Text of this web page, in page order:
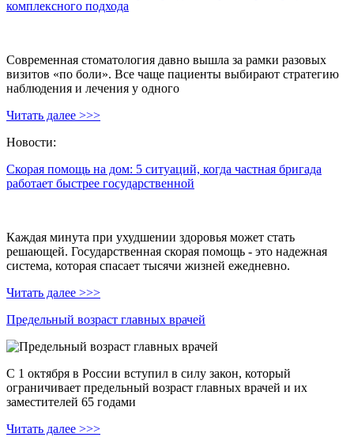
комплексного подхода
Современная стоматология давно вышла за рамки разовых
визитов «по боли». Все чаще пациенты выбирают стратегию
наблюдения и лечения у одного
Читать далее >>>
Новости:
Скорая помощь на дом: 5 ситуаций, когда частная бригада
работает быстрее государственной
Каждая минута при ухудшении здоровья может стать
решающей. Государственная скорая помощь - это надежная
система, которая спасает тысячи жизней ежедневно.
Читать далее >>>
Предельный возраст главных врачей
С 1 октября в России вступил в силу закон, который
ограничивает предельный возраст главных врачей и их
заместителей 65 годами
Читать далее >>>